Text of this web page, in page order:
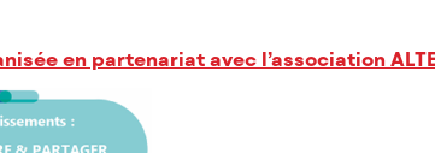
en partenariat avec l’association